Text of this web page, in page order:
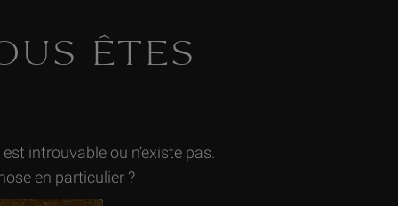
ÊTES
introuvable ou n’existe pas.
en particulier ?